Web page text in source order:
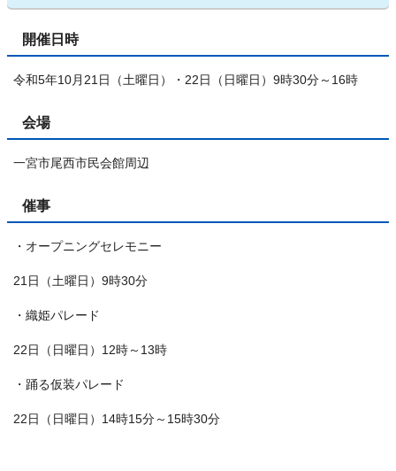
開催日時
令和5年10月21日（土曜日）・22日（日曜日）9時30分～16時
会場
一宮市尾西市民会館周辺
催事
・オープニングセレモニー
21日（土曜日）9時30分
・織姫パレード
22日（日曜日）12時～13時
・踊る仮装パレード
22日（日曜日）14時15分～15時30分